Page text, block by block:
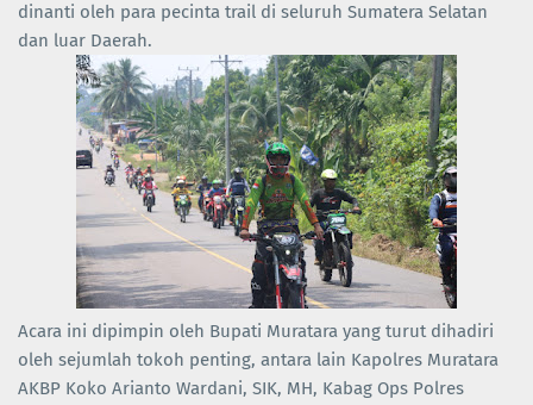
dinanti oleh para pecinta trail di seluruh Sumatera Selatan
dan luar Daerah.
Acara ini dipimpin oleh Bupati Muratara yang turut dihadiri
oleh sejumlah tokoh penting, antara lain Kapolres Muratara
AKBP Koko Arianto Wardani, SIK, MH, Kabag Ops Polres